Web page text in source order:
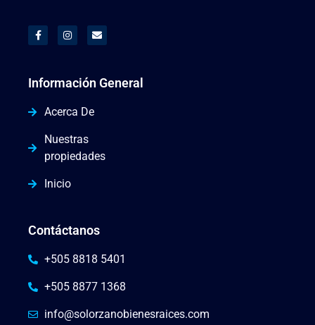
Información General
Acerca De
Nuestras
propiedades
Inicio
Contáctanos
+505 8818 5401
+505 8877 1368
info@solorzanobienesraices.com